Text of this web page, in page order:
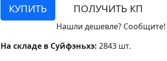
КУПИТЬ ПОЛУЧИТЬ КП
Нашли дешевле? Сообщите!
На складе в Суйфэньхэ: 2843 шт.